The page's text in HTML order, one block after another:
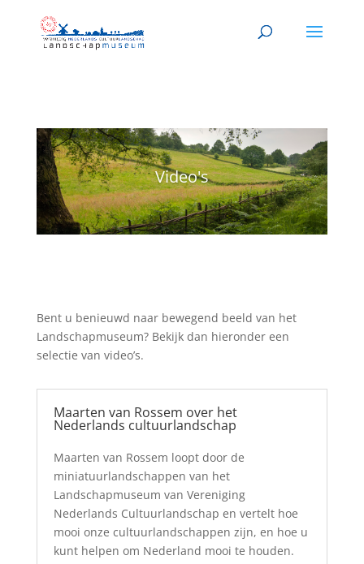
Video's
Bent u benieuwd naar bewegend beeld van het
Landschapmuseum? Bekijk dan hieronder een
selectie van video’s.
Maarten van Rossem over het
Nederlands cultuurlandschap
Maarten van Rossem loopt door de
miniatuurlandschappen van het
Landschapmuseum van Vereniging
Nederlands Cultuurlandschap en vertelt hoe
mooi onze cultuurlandschappen zijn, en hoe u
kunt helpen om Nederland mooi te houden.